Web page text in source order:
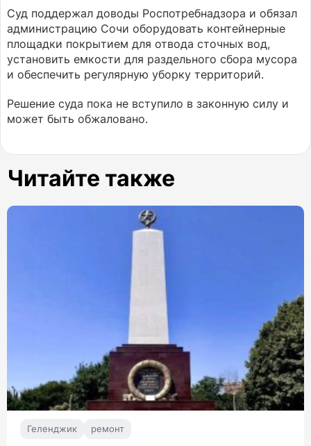
Суд поддержал доводы Роспотребнадзора и обязал
администрацию Сочи оборудовать контейнерные
площадки покрытием для отвода сточных вод,
установить емкости для раздельного сбора мусора
и обеспечить регулярную уборку территорий.
Решение суда пока не вступило в законную силу и
может быть обжаловано.
Читайте также
Геленджик ремонт